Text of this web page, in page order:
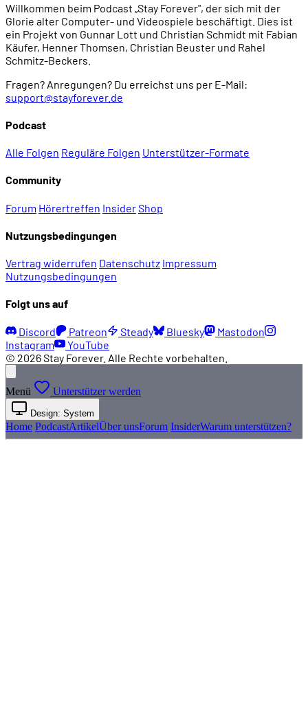
Willkommen beim Podcast „Stay Forever", der sich mit der
Glorie alter Computer- und Videospiele beschäftigt. Dies ist
ein Projekt von Gunnar Lott und Christian Schmidt mit Fabian
Käufer, Henner Thomsen, Christian Beuster und Rahel
Schmitz-Beckers.
Fragen? Anregungen? Du erreichst uns per E-Mail:
support@stayforever.de
Podcast
Alle Folgen Reguläre Folgen Unterstützer-Formate
Community
Forum Hörertreffen InsiderShop
Nutzungsbedingungen
Vertrag widerrufen Datenschutz Impressum
Nutzungsbedingungen
Folgt uns auf
Discord Patreon Steady Bluesky
Mastodon
Instagram
YouTube
© 2026 Stay Forever. Alle Rechte vorbehalten.
Menü Unterstützer werden
Design: System
Home PodcastArtikelÜber unsForum InsiderWarum unterstützen?